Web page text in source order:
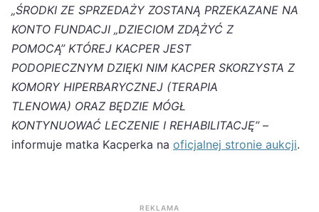
„ŚRODKI ZE SPRZEDAŻY ZOSTANĄ PRZEKAZANE NA
KONTO FUNDACJI „DZIECIOM ZDĄŻYĆ Z
POMOCĄ” KTÓREJ KACPER JEST
PODOPIECZNYM DZIĘKI NIM KACPER SKORZYSTA Z
KOMORY HIPERBARYCZNEJ (TERAPIA
TLENOWA) ORAZ BĘDZIE MÓGŁ
KONTYNUOWAĆ LECZENIE I REHABILITACJĘ”–
informuje matka Kacperka na oficjalnej stronie aukcji.
REKLAMA